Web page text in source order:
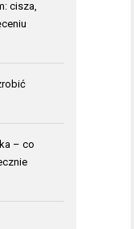
cisza,
– co